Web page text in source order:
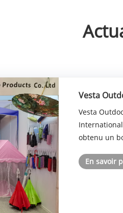
Vesta
Vesta
obtenu un
En savoir